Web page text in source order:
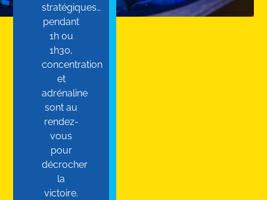
stratégiques…
pendant
1h ou
1h30,
concentration
et
adrénaline
sont au
rendez-
vous
pour
décrocher
la
victoire.